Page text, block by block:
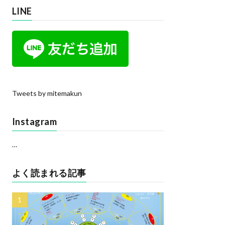
LINE
Tweets by mitemakun
Instagram
…
よく読まれる記事